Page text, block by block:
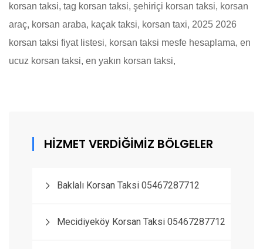
korsan taksi, tag korsan taksi, şehiriçi korsan taksi, korsan
araç, korsan araba, kaçak taksi, korsan taxi, 2025 2026
korsan taksi fiyat listesi, korsan taksi mesfe hesaplama, en
ucuz korsan taksi, en yakın korsan taksi,
HİZMET VERDİĞİMİZ BÖLGELER
Baklalı Korsan Taksi 05467287712
Mecidiyeköy Korsan Taksi 05467287712